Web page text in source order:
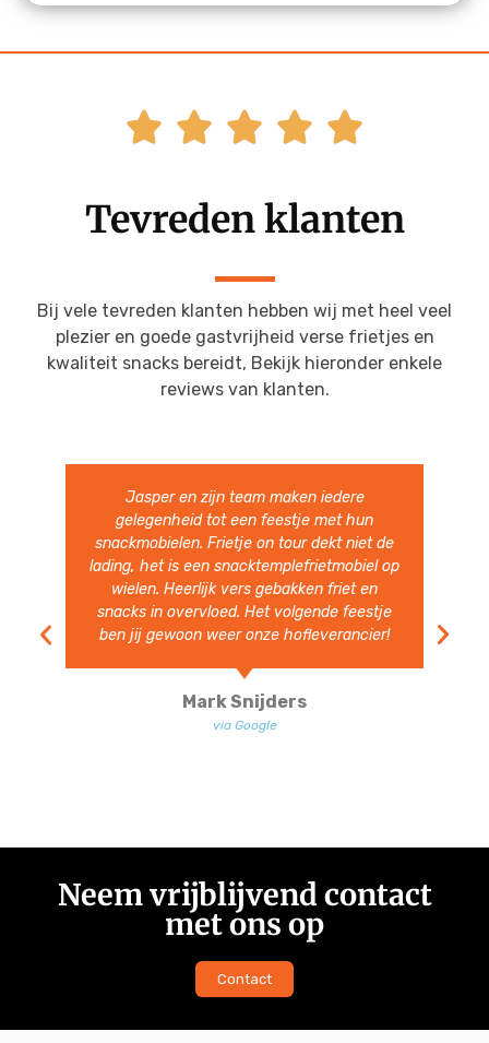
    
Tevreden klanten
Bij vele tevreden klanten hebben wij met heel veel
plezier en goede gastvrijheid verse frietjes en
kwaliteit snacks bereidt, Bekijk hieronder enkele
reviews van klanten.
Jasper en zijn team maken iedere
gelegenheid tot een feestje met hun
snackmobielen. Frietje on tour dekt niet de
lading, het is een snacktemplefrietmobiel op
wielen. Heerlijk vers gebakken friet en
snacks in overvloed. Het volgende feestje
ben jij gewoon weer onze hofleverancier!
Mark Snijders
via Google
Neem vrijblijvend contact
met ons op
Contact